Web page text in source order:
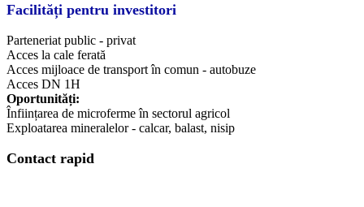
Facilități pentru investitori
Parteneriat public - privat
Acces la cale ferată
Acces mijloace de transport în comun - autobuze
Acces DN 1H
Oportunități:
Înființarea de microferme în sectorul agricol
Exploatarea mineralelor - calcar, balast, nisip
Contact rapid